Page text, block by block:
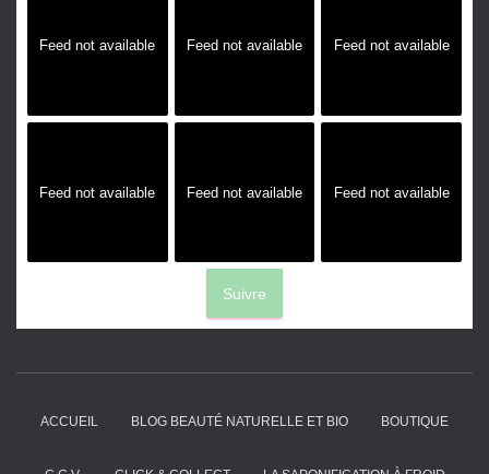
Feed not available Feed not available Feed not available
Feed not available Feed not available Feed not available
Suivre
ACCUEIL BLOG BEAUTÉ NATURELLE ET BIO BOUTIQUE